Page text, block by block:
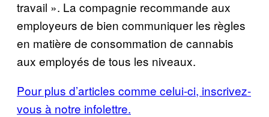
travail ». La compagnie recommande aux
employeurs de bien communiquer les règles
en matière de consommation de cannabis
aux employés de tous les niveaux.
Pour plus d’articles comme celui-ci, inscrivez-
vous à notre infolettre.